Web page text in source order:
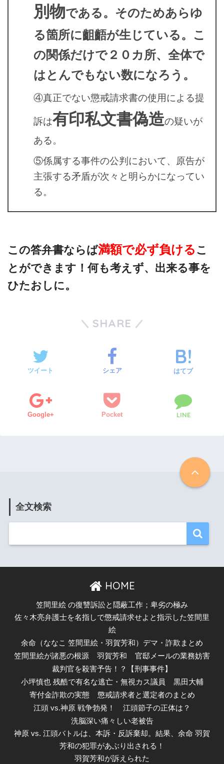
別物である。そのためあらゆ
る箇所に齟齬が生じている。こ
の関係だけで２０カ所、全体で
はとんでもない数になろう。
④真正でない懲戒請求書の使用による提
訴は有印私文書偽造の疑いが
ある。
⑤係属する事件の公判において、原告が
主張する矛盾が次々と明らかになってい
る。
この答弁書ならば満額で必ず負ける こ
とができます！何も考えず、出来る事を
ひたおしに。
SHARE
ツイート シェア はてブ
Google+ Pocket LINE
全文検索
HOME
笠間里絵 の復讐訴訟と隠蔽工作；卑劣の極み
佐々木亮弁護士を名指しで懲戒請求せよと指示した笠間里
絵
余命（ななこ 笠間里絵・羽賀芳和）デマ・詐欺まとめ
笠間里絵が諸悪の根源
羽賀芳和
官邸メールの業務妨害
裁判官を殺害予告！？【刑事事件】
小坪慎也 残酷で有名な逃亡・無視カス議員
黒田大輔
寄付金詐欺の実態
懲戒請求者と選定者のまとめ
江頭 vs.神原 戦争勃発！
江頭節子の正体は？
洗脳深い痛々しい老被告
神原 vs. 江頭バトルは、本訴・反訴棄却。結果、余命 羽賀
芳和の犯罪があぶり出される！
羽賀芳和が訴えられた